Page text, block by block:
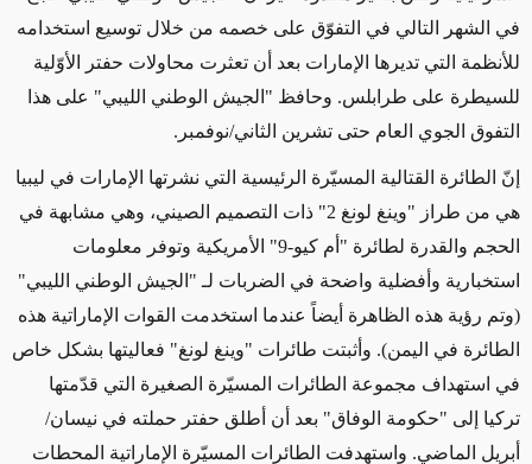
في الشهر التالي في التفوّق على خصمه من خلال توسيع استخدامه
للأنظمة التي تديرها الإمارات بعد أن تعثرت محاولات حفتر الأوّلية
للسيطرة على طرابلس. وحافظ "الجيش الوطني الليبي" على هذا
التفوق الجوي العام حتى تشرين الثاني/نوفمبر.
إنّ الطائرة القتالية المسيّرة الرئيسية التي نشرتها الإمارات في ليبيا
هي من طراز "وينغ لونغ 2" ذات التصميم الصيني، وهي مشابهة في
الحجم والقدرة لطائرة "أم كيو-9" الأمريكية وتوفر معلومات
استخبارية وأفضلية واضحة في الضربات لـ "الجيش الوطني الليبي"
(وتم رؤية هذه الظاهرة أيضاً عندما استخدمت القوات الإماراتية هذه
الطائرة في اليمن). وأثبتت طائرات "وينغ لونغ" فعاليتها بشكل خاص
في استهداف مجموعة الطائرات المسيّرة الصغيرة التي قدّمتها
تركيا إلى "حكومة الوفاق" بعد أن أطلق حفتر حملته في نيسان/
أبريل الماضي. واستهدفت الطائرات المسيّرة الإماراتية المحطات